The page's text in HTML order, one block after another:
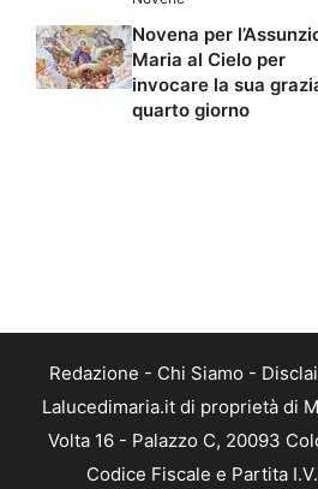
Novena per
Maria al Cielo per
invocare la sua
quarto giorno
Redazione - Chi Siamo -
Lalucedimaria.it di proprietà di
Volta 16 - Palazzo C, 20093
Codice Fiscale e Partita